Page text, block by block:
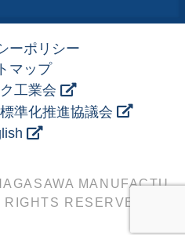
ーポリシー
マップ
工業会
準化推進協議会
MANUFACTU
RESERVED.